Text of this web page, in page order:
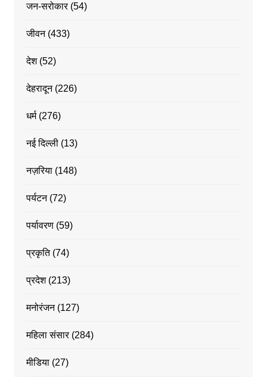
जन-सरोकार(54)
जीवन(433)
देश(52)
देहरादून(226)
धर्म(276)
नई दिल्ली(13)
नज़रिया(148)
पर्यटन(72)
पर्यावरण(59)
प्रकृति(74)
प्रदेश(213)
मनोरंजन(127)
महिला संसार(284)
मीडिया(27)